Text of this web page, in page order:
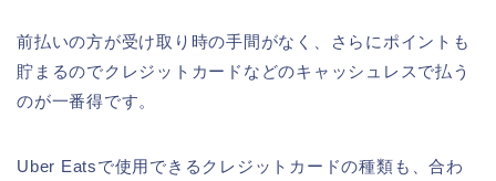
前払いの方が受け取り時の手間がなく、さらにポイントも
貯まるのでクレジットカードなどのキャッシュレスで払う
のが一番得です。
Uber Eatsで使用できるクレジットカードの種類も、合わ